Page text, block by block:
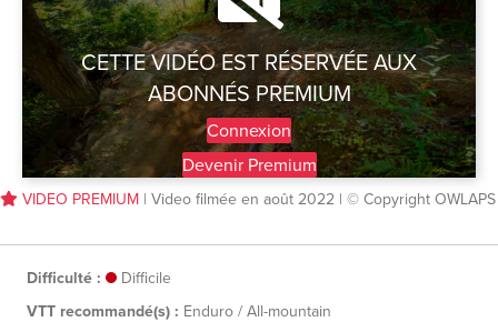
CETTE VIDÉO EST RÉSERVÉE AUX
ABONNÉS PREMIUM
Connexion
Devenir Premium
VIDEO PREMIUM | Video filmée en août 2022 | © Copyright OWLAPS
Difficulté :
Difficile
VTT recommandé(s) : Enduro / All-mountain